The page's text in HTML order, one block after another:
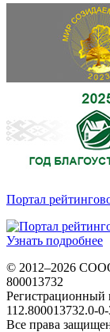
Портал
Узнать подробнее
© 2012–2026
800013732
Регистрационный
112.800013732.0-
Все права